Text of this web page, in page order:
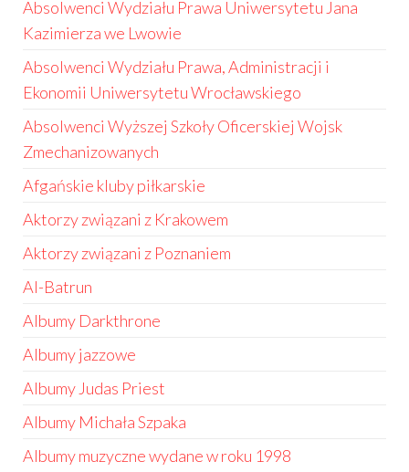
Absolwenci Wydziału Prawa Uniwersytetu Jana
Kazimierza we Lwowie
Absolwenci Wydziału Prawa, Administracji i
Ekonomii Uniwersytetu Wrocławskiego
Absolwenci Wyższej Szkoły Oficerskiej Wojsk
Zmechanizowanych
Afgańskie kluby piłkarskie
Aktorzy związani z Krakowem
Aktorzy związani z Poznaniem
Al-Batrun
Albumy Darkthrone
Albumy jazzowe
Albumy Judas Priest
Albumy Michała Szpaka
Albumy muzyczne wydane w roku 1998